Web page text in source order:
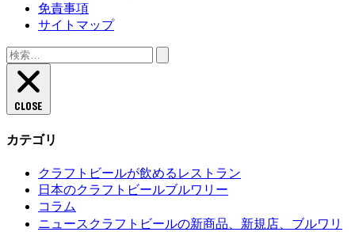
免責事項
サイトマップ
検
索:
CLOSE
カテゴリ
クラフトビールが飲めるレストラン
日本のクラフトビールブルワリー
コラム
ニュース クラフトビールの新商品、新規店、ブルワリ